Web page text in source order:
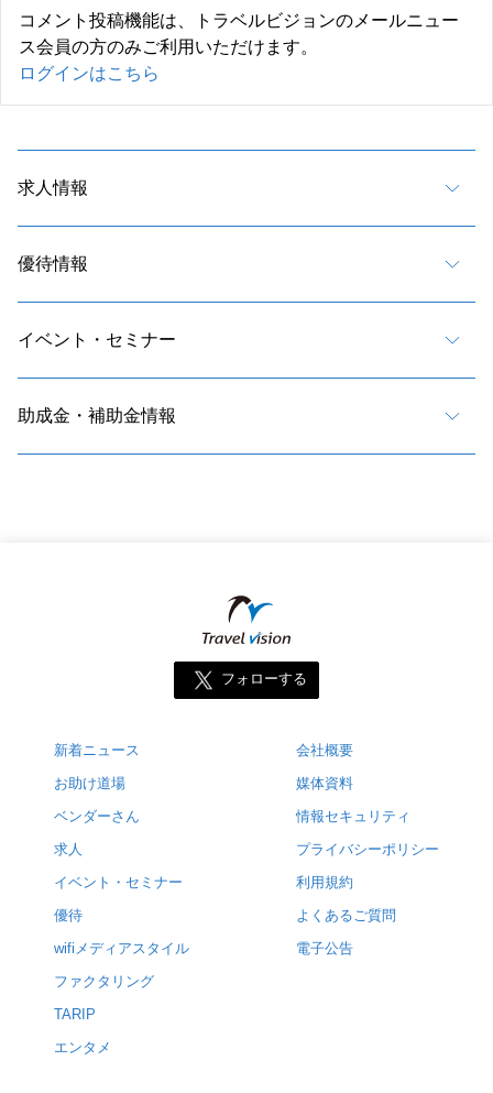
コメント投稿機能は、トラベルビジョンのメールニュー
ス会員の方のみご利用いただけます。
ログインはこちら
求人情報
優待情報
イベント・セミナー
助成金・補助金情報
フォローする
新着ニュース
お助け道場
ベンダーさん
求人
イベント・セミナー
優待
wifiメディアスタイル
ファクタリング
TARIP
エンタメ
会社概要
媒体資料
情報セキュリティ
プライバシーポリシー
利用規約
よくあるご質問
電子公告